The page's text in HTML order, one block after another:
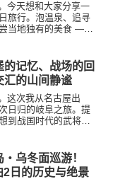
今天想和大家分享一
旅行。泡温泉、追寻
当地独有的美食 ——
默想：“下次我还要再
...
记忆、战场的回
汇的山间静谧
这次我从名古屋出
日归的岐阜之旅。提
到战国时代的武将与
岐阜有着别样的温
两次日...
乌冬面巡游！
日的历史与绝景